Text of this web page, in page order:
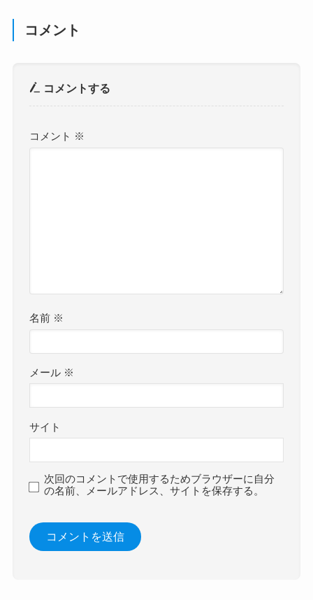
コメント
コメントする
コメント ※
名前 ※
メール ※
サイト
次回のコメントで使用するためブラウザーに自分
の名前、メールアドレス、サイトを保存する。